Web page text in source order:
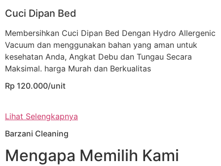
Cuci Dipan Bed
Membersihkan Cuci Dipan Bed Dengan Hydro Allergenic
Vacuum dan menggunakan bahan yang aman untuk
kesehatan Anda, Angkat Debu dan Tungau Secara
Maksimal. harga Murah dan Berkualitas
Rp 120.000/unit
Lihat Selengkapnya
Barzani Cleaning
Mengapa Memilih Kami